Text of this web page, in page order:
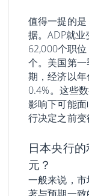
值得一提的
据。ADP就
62,000个职
个。美国第
期，经济以
0.4%。这些
影响下可能
行决定之前变
日本央行
元？
一般来说，